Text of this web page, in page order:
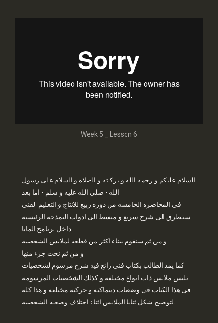
Week 5 _ Lesson 6
السلام عليكم و رحمه الله و بركاته و الصلاه و السلام على رسول
الله - صلى الله عليه و سلم - اما بعد
فى المحاضره الخامسه من دوره ربيع للانتاج و التعليم الفنى
سنتطرق الى شرح سريع و مبسط الى ادوات النمذجه الرئيسيه
و من ثم سنقوم ببناء اكثر من قطعه لملابس الشخصيه
و من ثم نحت جزء منها
كما يمد الطالب بكتاب فنى رائع فيه شرح مرسوم لشخصيات
تلبس ملابس ذات انواع مختلفه و كذلك الشخصيات المرسومه
فى هذا الكتاب فى وضعيات دينماكيه و حركيه مختلفه و هذا كله